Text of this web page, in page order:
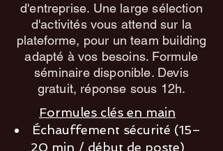
d'entreprise. Une large sélection
d'activités vous attend sur la
plateforme, pour un team building
adapté à vos besoins. Formule
séminaire disponible. Devis
gratuit, réponse sous 12h.
Formules clés en main
Échauffement sécurité (15–
20 min / début de poste)